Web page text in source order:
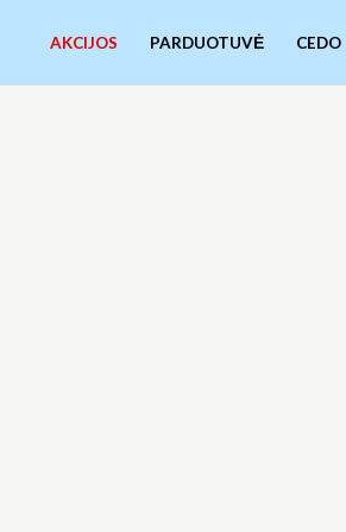
AKCIJOS PARDUOTUVĖ CEDO